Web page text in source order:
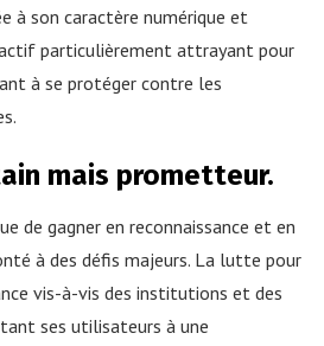
à son caractère numérique et
particulièrement attrayant pour
à se protéger contre les
mais prometteur.
de gagner en reconnaissance et en
à des défis majeurs. La lutte pour
vis-à-vis des institutions et des
ses utilisateurs à une